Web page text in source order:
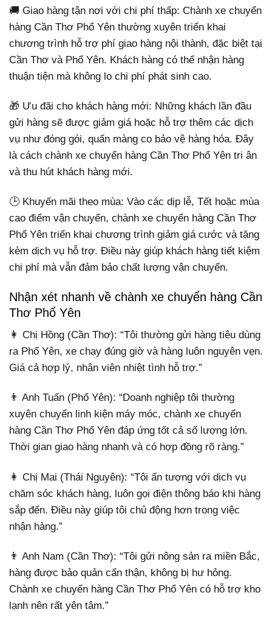
🚚 Giao hàng tận nơi với chi phí thấp: Chành xe chuyển
hàng Cần Thơ Phổ Yên thường xuyên triển khai
chương trình hỗ trợ phí giao hàng nội thành, đặc biệt tại
Cần Thơ và Phổ Yên. Khách hàng có thể nhận hàng
thuận tiện mà không lo chi phí phát sinh cao.
🎁 Ưu đãi cho khách hàng mới: Những khách lần đầu
gửi hàng sẽ được giảm giá hoặc hỗ trợ thêm các dịch
vụ như đóng gói, quấn màng co bảo vệ hàng hóa. Đây
là cách chành xe chuyển hàng Cần Thơ Phổ Yên tri ân
và thu hút khách hàng mới.
🕒 Khuyến mãi theo mùa: Vào các dịp lễ, Tết hoặc mùa
cao điểm vận chuyển, chành xe chuyển hàng Cần Thơ
Phổ Yên triển khai chương trình giảm giá cước và tặng
kèm dịch vụ hỗ trợ. Điều này giúp khách hàng tiết kiệm
chi phí mà vẫn đảm bảo chất lượng vận chuyển.
Nhận xét nhanh về chành xe chuyển hàng Cần
Thơ Phổ Yên
👩 Chị Hồng (Cần Thơ): “Tôi thường gửi hàng tiêu dùng
ra Phổ Yên, xe chạy đúng giờ và hàng luôn nguyên vẹn.
Giá cả hợp lý, nhân viên nhiệt tình hỗ trợ.”
👨 Anh Tuấn (Phổ Yên): “Doanh nghiệp tôi thường
xuyên chuyển linh kiện máy móc, chành xe chuyển
hàng Cần Thơ Phổ Yên đáp ứng tốt cả số lượng lớn.
Thời gian giao hàng nhanh và có hợp đồng rõ ràng.”
👩 Chị Mai (Thái Nguyên): “Tôi ấn tượng với dịch vụ
chăm sóc khách hàng, luôn gọi điện thông báo khi hàng
sắp đến. Điều này giúp tôi chủ động hơn trong việc
nhận hàng.”
👨 Anh Nam (Cần Thơ): “Tôi gửi nông sản ra miền Bắc,
hàng được bảo quản cẩn thận, không bị hư hỏng.
Chành xe chuyển hàng Cần Thơ Phổ Yên có hỗ trợ kho
lạnh nên rất yên tâm.”